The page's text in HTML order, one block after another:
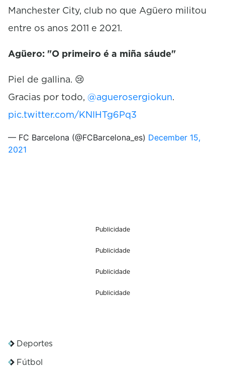
Manchester City, club no que Agüero militou
entre os anos 2011 e 2021.
Agüero: "O primeiro é a miña sáude"
Piel de gallina. 😢
Gracias por todo, @aguerosergiokun.
pic.twitter.com/KNIHTg6Pq3
— FC Barcelona (@FCBarcelona_es) December 15,
2021
Publicidade
Publicidade
Publicidade
Publicidade
Deportes
Fútbol